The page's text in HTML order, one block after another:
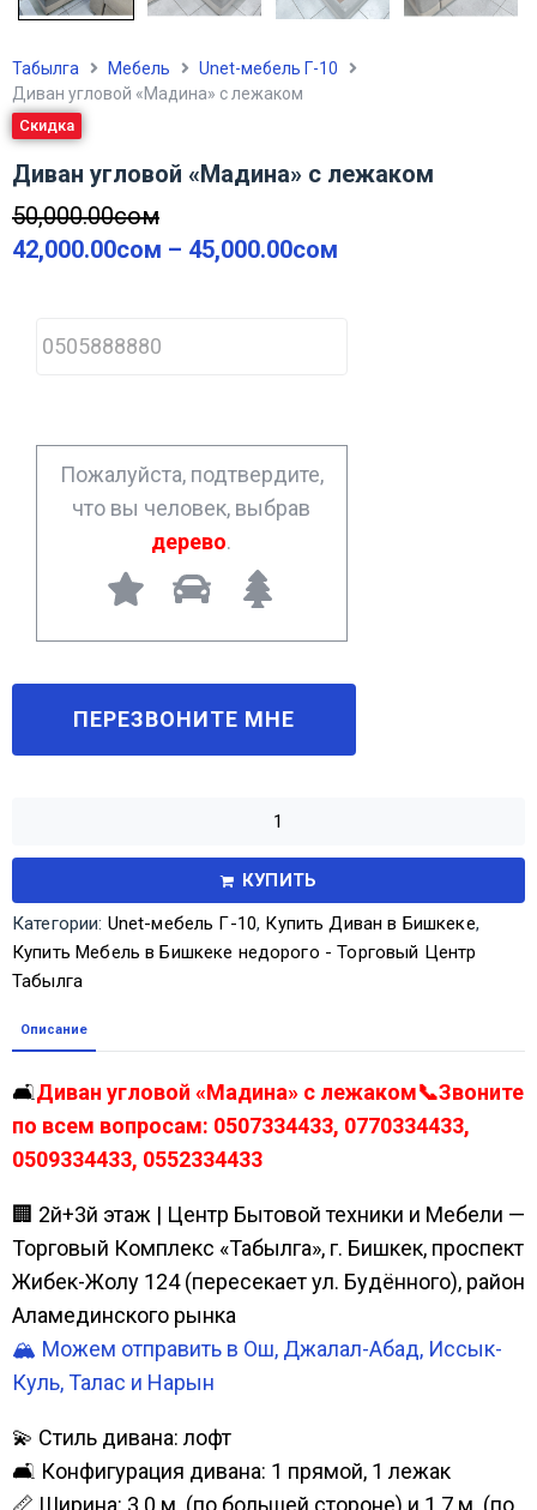
Табылга Мебель
Unet-мебель Г-10
Диван угловой «Мадина» с лежаком
Скидка
Диван угловой «Мадина» с лежаком
50,000.00сом
42,000.00сом – 45,000.00сом
h
o
*
Пожалуйста, подтвердите,
что вы человек, выбрав
дерево.
КУПИТЬ
Категории: Unet-мебель Г-10, Купить Диван в Бишкеке,
Купить Мебель в Бишкеке недорого - Торговый Центр
Табылга
Описание
🛋️Диван угловой «Мадина» с лежаком📞Звоните
по всем вопросам: 0507334433, 0770334433,
0509334433, 0552334433
🏢 2й+3й этаж | Центр Бытовой техники и Мебели —
Торговый Комплекс «Табылга», г. Бишкек, проспект
Жибек-Жолу 124 (пересекает ул. Будённого), район
Аламединского рынка
🏔️ Можем отправить в Ош, Джалал-Абад, Иссык-
Куль, Талас и Нарын
💫 Стиль дивана: лофт
🛋️ Конфигурация дивана: 1 прямой, 1 лежак
📏 Ширина: 3.0 м. (по большей стороне) и 1.7 м. (по